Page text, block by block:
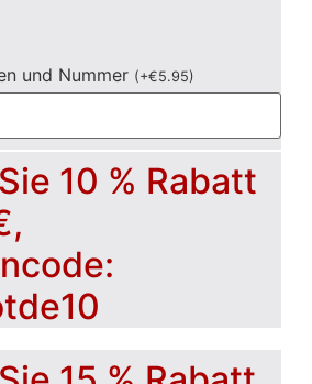
und Nummer (+€5.95)
10 % Rabatt